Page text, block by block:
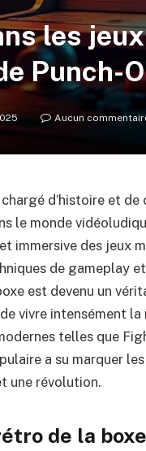
les
Punch-
Aucun
d’histoire et de
le monde
immersive des jeux
de gameplay
est devenu un
vivre intensément
telles que
a su marquer
une révolution.
de la